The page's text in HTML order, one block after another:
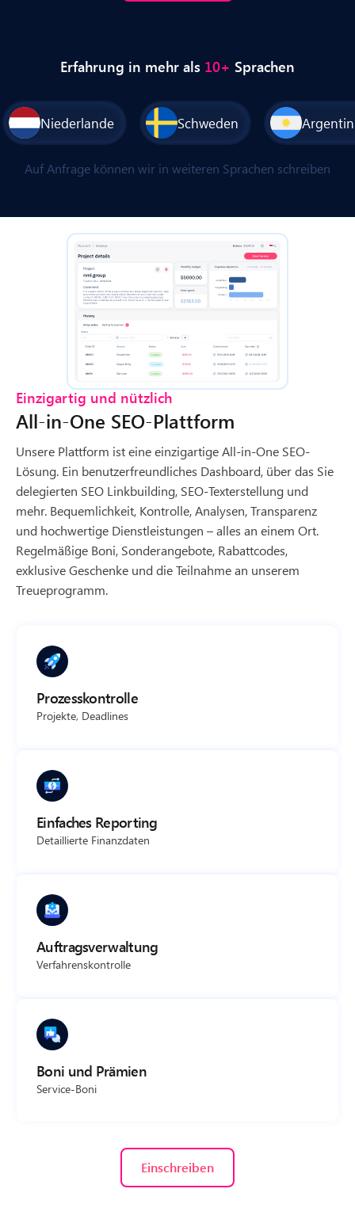
Erfahrung in mehr als 10+ Sprachen
Niederlande Schweden
Auf Anfrage können wir in weiteren Sprachen schreiben
Einzigartig und nützlich
All-in-One SEO-Plattform
Unsere Plattform ist eine einzigartige All-in-One SEO-
Lösung. Ein benutzerfreundliches Dashboard, über das Sie
delegierten SEO Linkbuilding, SEO-Texterstellung und
mehr. Bequemlichkeit, Kontrolle, Analysen, Transparenz
und hochwertige Dienstleistungen – alles an einem Ort.
Regelmäßige Boni, Sonderangebote, Rabattcodes,
exklusive Geschenke und die Teilnahme an unserem
Treueprogramm.
Prozesskontrolle
Projekte, Deadlines
Einfaches Reporting
Detaillierte Finanzdaten
Auftragsverwaltung
Verfahrenskontrolle
Boni und Prämien
Service-Boni
Einschreiben